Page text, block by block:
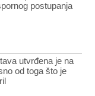
postupanja
utvrđena je na
od toga što je